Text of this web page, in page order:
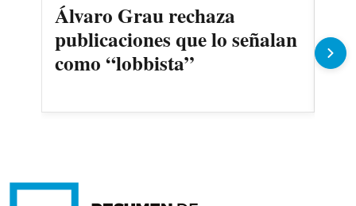
Álvaro Grau rechaza
publicaciones que lo señalan
como “lobbista”